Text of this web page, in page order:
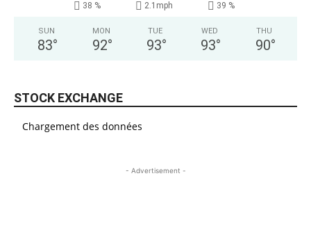
38 % 2.1mph 39 %
SUN
83°
MON
92°
TUE
93°
WED
93°
THU
90°
STOCK EXCHANGE
Chargement des données
- Advertisement -